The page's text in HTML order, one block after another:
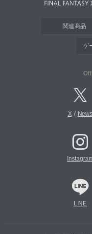
関連商品
ゲ
X/ News
LINE